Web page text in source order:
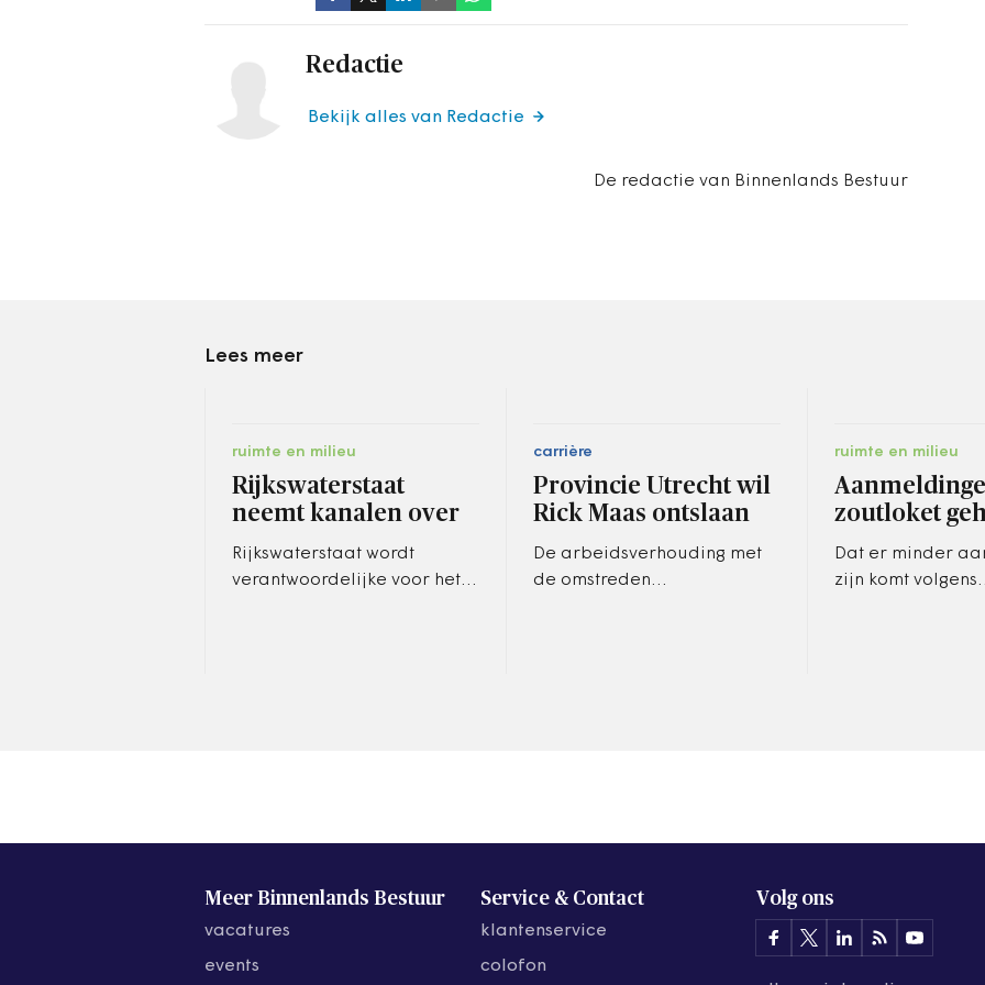
Redactie
De redactie van Binnenlands Bestuur
Bekijk alles van Redactie
Lees meer
ruimte en milieu
Rijkswaterstaat
neemt kanalen over
Rijkswaterstaat wordt
verantwoordelijke voor het
carrière
Provincie Utrecht wil
Rick Maas ontslaan
De arbeidsverhouding met
de omstreden
ruimte en milieu
zoutloket
Dat er minder
zijn komt volgens
Meer Binnenlands Bestuur
vacatures
events
Service & Contact
klantenservice
colofon
Volg ons